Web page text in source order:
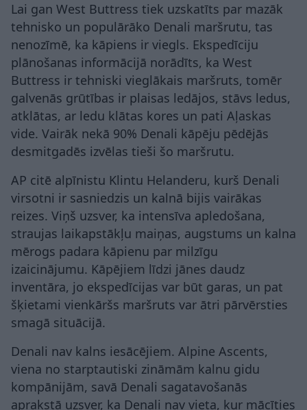
Lai gan West Buttress tiek uzskatīts par mazāk
tehnisko un populārāko Denali maršrutu, tas
nenozīmē, ka kāpiens ir viegls. Ekspedīciju
plānošanas informācijā norādīts, ka West
Buttress ir tehniski vieglākais maršruts, tomēr
galvenās grūtības ir plaisas ledājos, stāvs ledus,
atklātas, ar ledu klātas kores un pati Aļaskas
vide. Vairāk nekā 90% Denali kāpēju pēdējās
desmitgadēs izvēlas tieši šo maršrutu.
AP citē alpīnistu Klintu Helanderu, kurš Denali
virsotni ir sasniedzis un kalnā bijis vairākas
reizes. Viņš uzsver, ka intensīva apledošana,
straujas laikapstākļu maiņas, augstums un kalna
mērogs padara kāpienu par milzīgu
izaicinājumu. Kāpējiem līdzi jānes daudz
inventāra, jo ekspedīcijas var būt garas, un pat
šķietami vienkāršs maršruts var ātri pārvērsties
smagā situācijā.
Denali nav kalns iesācējiem. Alpine Ascents,
viena no starptautiski zināmām kalnu gidu
kompānijām, savā Denali sagatavošanās
aprakstā uzsver, ka Denali nav vieta, kur mācīties